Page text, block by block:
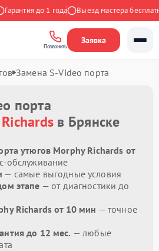
до 1 года Выезд мастера бесплатно
Позвонить
Заявка
Замена S-Video порта
порта
в Брянске
утюгов Morphy Richards от
обслуживание
— самые выгодные условия
этапе — от диагностики до
Richards от 10 мин — точное
до 12 мес. — любые